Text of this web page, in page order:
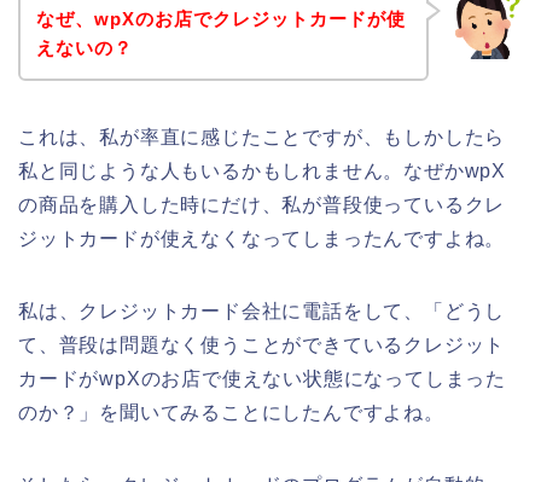
なぜ、wpXのお店でクレジットカードが使
えないの？
これは、私が率直に感じたことですが、もしかしたら
私と同じような人もいるかもしれません。なぜかwpX
の商品を購入した時にだけ、私が普段使っているクレ
ジットカードが使えなくなってしまったんですよね。
私は、クレジットカード会社に電話をして、「どうし
て、普段は問題なく使うことができているクレジット
カードがwpXのお店で使えない状態になってしまった
のか？」を聞いてみることにしたんですよね。